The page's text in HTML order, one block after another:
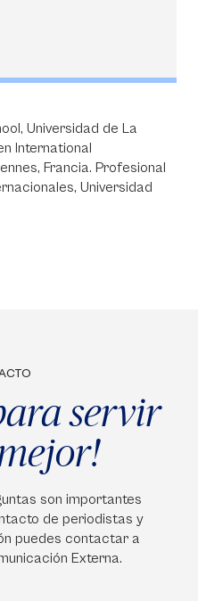
Universidad de La
International
Francia. Profesional
Universidad
servir
son importantes
de periodistas y
puedes contactar a
Externa.